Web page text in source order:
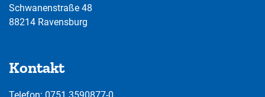
Schwanenstraße 48
88214 Ravensburg
Kontakt